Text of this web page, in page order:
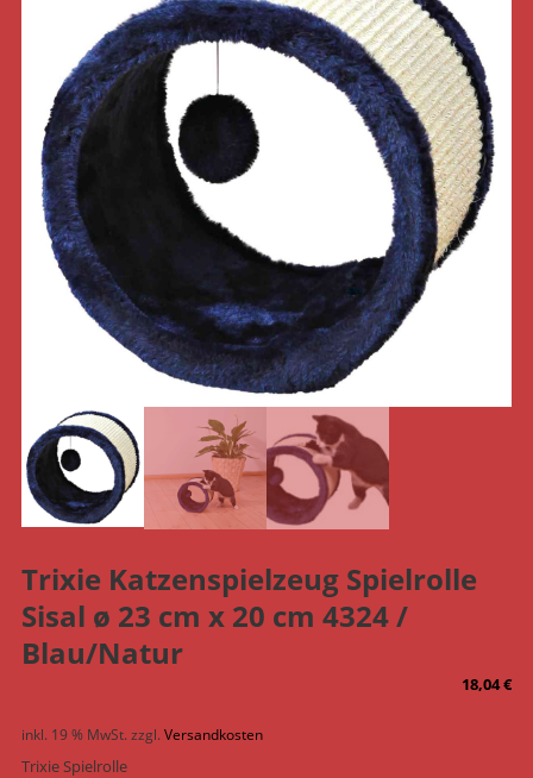
Trixie Katzenspielzeug Spielrolle
Sisal ø 23 cm x 20 cm 4324 /
Blau/Natur
18,04€
inkl. 19 % MwSt. zzgl. Versandkosten
Trixie Spielrolle